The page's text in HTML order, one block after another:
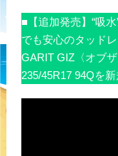
■【追加発売】“吸水
でも安心のタッド
GARIT GIZ〈オブ
235/45R17 94Qを